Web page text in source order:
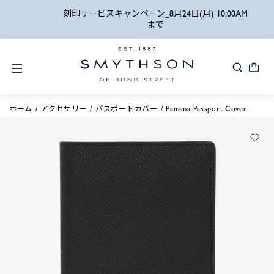
刻印サービスキャンペーン_8月24日(月) 10:00AM
ホーム アクセサリー パスポートカバー Panama Passport Cover